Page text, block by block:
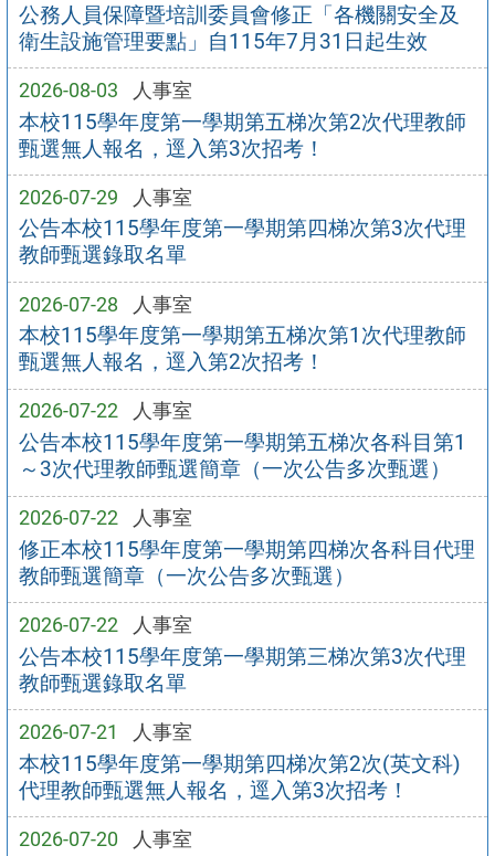
公務人員保障暨培訓委員會修正「各機關安全及
衛生設施管理要點」自115年7月31日起生效
2026-08-03 人事室
本校115學年度第一學期第五梯次第2次代理教師
甄選無人報名，逕入第3次招考！
2026-07-29 人事室
公告本校115學年度第一學期第四梯次第3次代理
教師甄選錄取名單
2026-07-28 人事室
本校115學年度第一學期第五梯次第1次代理教師
甄選無人報名，逕入第2次招考！
2026-07-22 人事室
公告本校115學年度第一學期第五梯次各科目第1
～3次代理教師甄選簡章（一次公告多次甄選）
2026-07-22 人事室
修正本校115學年度第一學期第四梯次各科目代理
教師甄選簡章（一次公告多次甄選）
2026-07-22 人事室
公告本校115學年度第一學期第三梯次第3次代理
教師甄選錄取名單
2026-07-21 人事室
本校115學年度第一學期第四梯次第2次(英文科)
代理教師甄選無人報名，逕入第3次招考！
2026-07-20 人事室